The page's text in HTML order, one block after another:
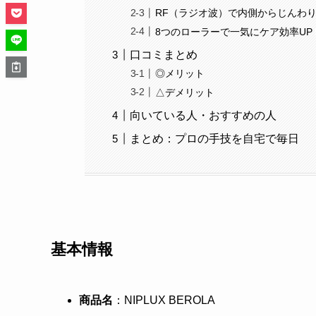
RF（ラジオ波）で内側からじんわ
8つのローラーで一気にケア効率UP
口コミまとめ
◎メリット
△デメリット
向いている人・おすすめの人
まとめ：プロの手技を自宅で毎日
基本情報
商品名 ：NIPLUX BEROLA